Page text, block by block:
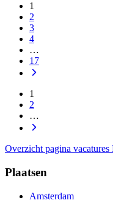
1
2
3
4
…
17
1
2
…
Overzicht pagina
Plaatsen
Amsterdam